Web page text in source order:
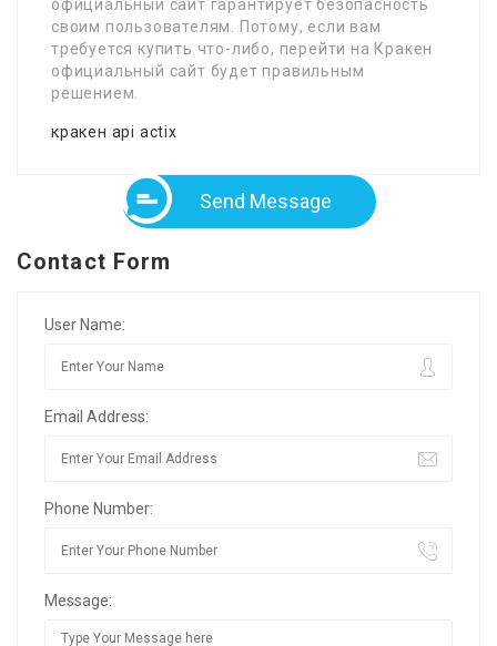
официальный сайт гарантирует безопасность
своим пользователям. Потому, если вам
требуется купить что-либо, перейти на Кракен
официальный сайт будет правильным
решением.
кракен api actix
Send Message
Contact Form
User Name:
Email Address:
Phone Number:
Message: